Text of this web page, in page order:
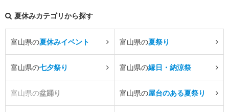
夏休みカテゴリから探す
富山県の夏休みイベント 富山県の夏祭り
富山県の七夕祭り 富山県の縁日・納涼祭
富山県の盆踊り 富山県の屋台のある夏祭り